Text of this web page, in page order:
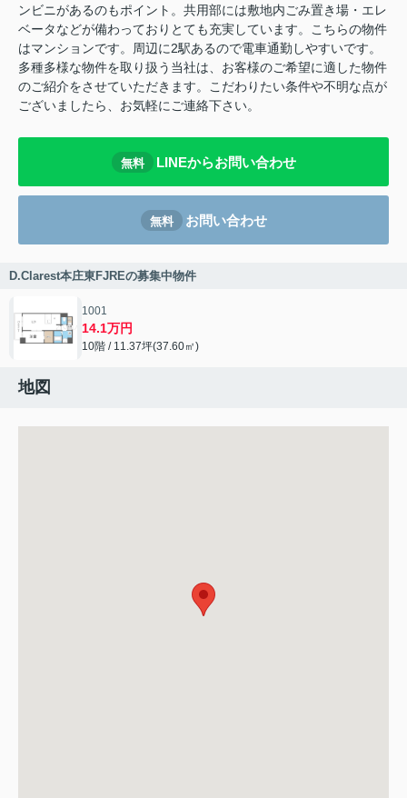
ンビニがあるのもポイント。共用部には敷地内ごみ置き場・エレ
ベータなどが備わっておりとても充実しています。こちらの物件
はマンションです。周辺に2駅あるので電車通勤しやすいです。
多種多様な物件を取り扱う当社は、お客様のご希望に適した物件
のご紹介をさせていただきます。こだわりたい条件や不明な点が
ございましたら、お気軽にご連絡下さい。
無料 LINEからお問い合わせ
無料 お問い合わせ
D.Clarest本庄東FJREの募集中物件
1001
14.1万円
10階 / 11.37坪(37.60㎡)
地図